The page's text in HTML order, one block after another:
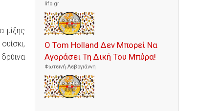
μίξης
lifo.gr
Ο Tom Holland Δεν Μπορεί Να
Αγοράσει Τη Δική Του Μπύρα!
Φωτεινή Λεβογιάννη